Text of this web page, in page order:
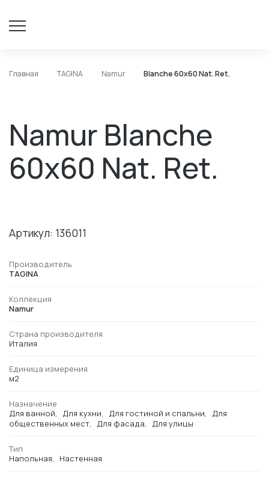
Главная TAGINA Namur Blanche 60х60 Nat. Ret.
Namur Blanche
60х60 Nat. Ret.
Артикул: 136011
Производитель
TAGINA
Коллекция
Namur
Страна производителя
Италия
Единица измерения
м2
Назначение
Для ванной
Для кухни Для гостиной и спальни
Для
общественных мест
Для фасада Для улицы
Тип
Напольная
Настенная